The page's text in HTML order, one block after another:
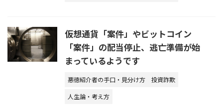
仮想通貨「案件」やビットコイン
「案件」の配当停止、逃亡準備が始
まっているようです
悪徳紹介者の手口・見分け方
投資詐欺
人生論・考え方